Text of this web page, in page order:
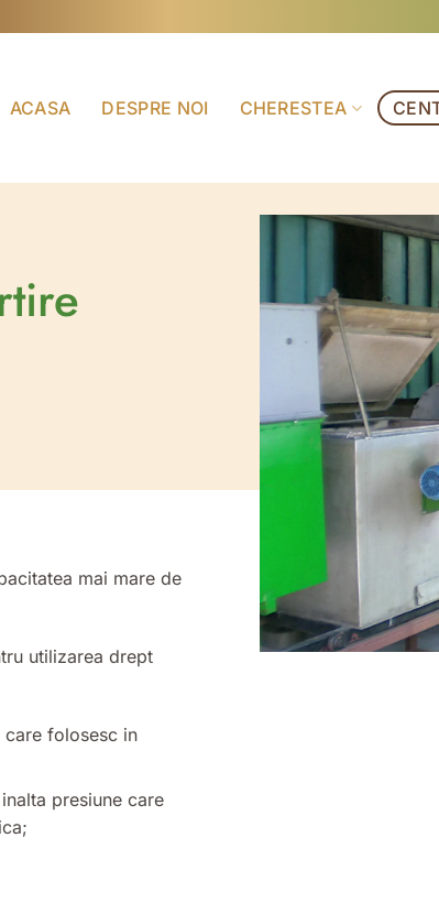
ACASA DESPRE NOI CHERESTEA
mai mare de
utilizarea drept
care folosesc in
presiune care